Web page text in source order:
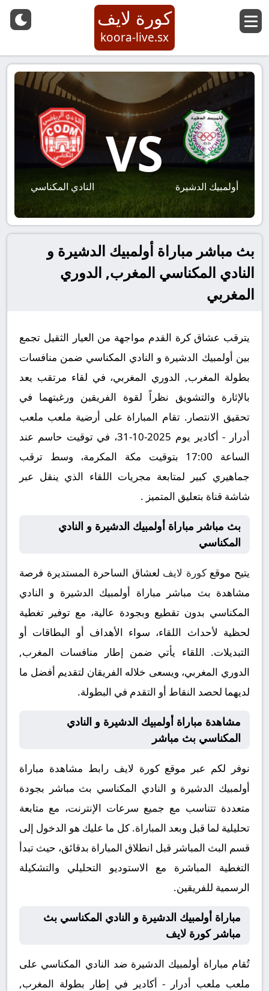
كورة لايف
koora-live.sx
أولمبيك الدشيرة
VS
النادي المكناسي
بث مباشر مباراة أولمبيك الدشيرة و
النادي المكناسي المغرب, الدوري
المغربي
يترقب عشاق كرة القدم مواجهة من العيار الثقيل تجمع
بين أولمبيك الدشيرة و النادي المكناسي ضمن منافسات
بطولة المغرب, الدوري المغربي، في لقاء مرتقب يعد
بالإثارة والتشويق نظراً لقوة الفريقين ورغبتهما في
تحقيق الانتصار. تقام المباراة على أرضية ملعب ملعب
أدرار - أكادير يوم 2025-10-31، في توقيت حاسم عند
الساعة 17:00 بتوقيت مكة المكرمة، وسط ترقب
جماهيري كبير لمتابعة مجريات اللقاء الذي ينقل عبر
شاشة قناة بتعليق المتميز .
بث مباشر مباراة أولمبيك الدشيرة و النادي
المكناسي
يتيح موقعكورة لايف لعشاق الساحرة المستديرة فرصة
مشاهدة بث مباشر مباراة أولمبيك الدشيرة و النادي
المكناسي بدون تقطيع وبجودة عالية، مع توفير تغطية
لحظية لأحداث اللقاء، سواء الأهداف أو البطاقات أو
التبديلات. اللقاء يأتي ضمن إطار منافسات المغرب,
الدوري المغربي، ويسعى خلاله الفريقان لتقديم أفضل ما
لديهما لحصد النقاط أو التقدم في البطولة.
مشاهدة مباراة أولمبيك الدشيرة و النادي
المكناسي بث مباشر
نوفر لكم عبر موقع كورة لايف رابط مشاهدة مباراة
أولمبيك الدشيرة و النادي المكناسي بث مباشر بجودة
متعددة تتناسب مع جميع سرعات الإنترنت، مع متابعة
تحليلية لما قبل وبعد المباراة. كل ما عليك هو الدخول إلى
قسم البث المباشر قبل انطلاق المباراة بدقائق، حيث تبدأ
التغطية المباشرة مع الاستوديو التحليلي والتشكيلة
الرسمية للفريقين.
مباراة أولمبيك الدشيرة و النادي المكناسي بث
مباشر كورة لايف
تُقام مباراة أولمبيك الدشيرة ضد النادي المكناسي على
ملعب ملعب أدرار - أكادير في إطار بطولة المغرب,